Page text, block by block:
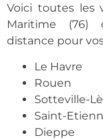
Voici toutes les
Maritime (76)
distance pour
Le Havre
Rouen
Sotteville-
Saint-
Dieppe